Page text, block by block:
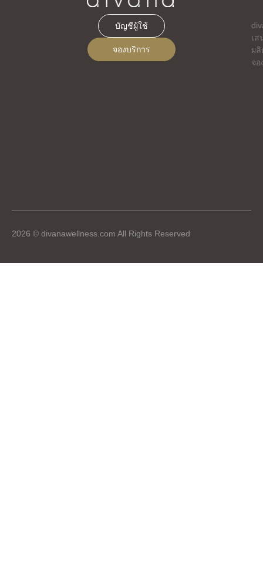
บัญชีผู้ใช้
จองบริการ
เส
ผ
จ
2026 © divanawellness.com All Rights Reserved